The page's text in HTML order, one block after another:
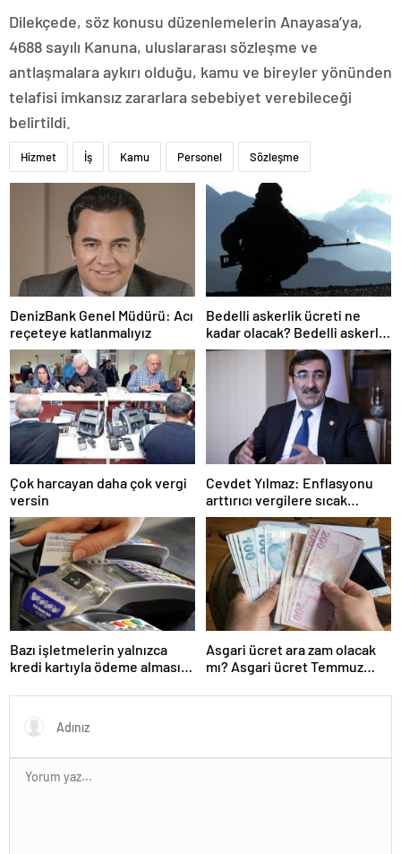
Dilekçede, söz konusu düzenlemelerin Anayasa’ya,
4688 sayılı Kanuna, uluslararası sözleşme ve
antlaşmalara aykırı olduğu, kamu ve bireyler yönünden
telafisi imkansız zararlara sebebiyet verebileceği
belirtildi.
Hizmet İş Kamu Personel Sözleşme
DenizBank Genel Müdürü: Acı
reçeteye katlanmalıyız
Bedelli askerlik ücreti ne
kadar olacak? Bedelli askerlik
ücreti 2024 Temmuz…
Çok harcayan daha çok vergi
versin
Cevdet Yılmaz: Enflasyonu
arttırıcı vergilere sıcak
bakmıyoruz ama…
Bazı işletmelerin yalnızca
kredi kartıyla ödeme alması
Asgari ücret ara zam olacak
mı? Asgari ücret Temmuz